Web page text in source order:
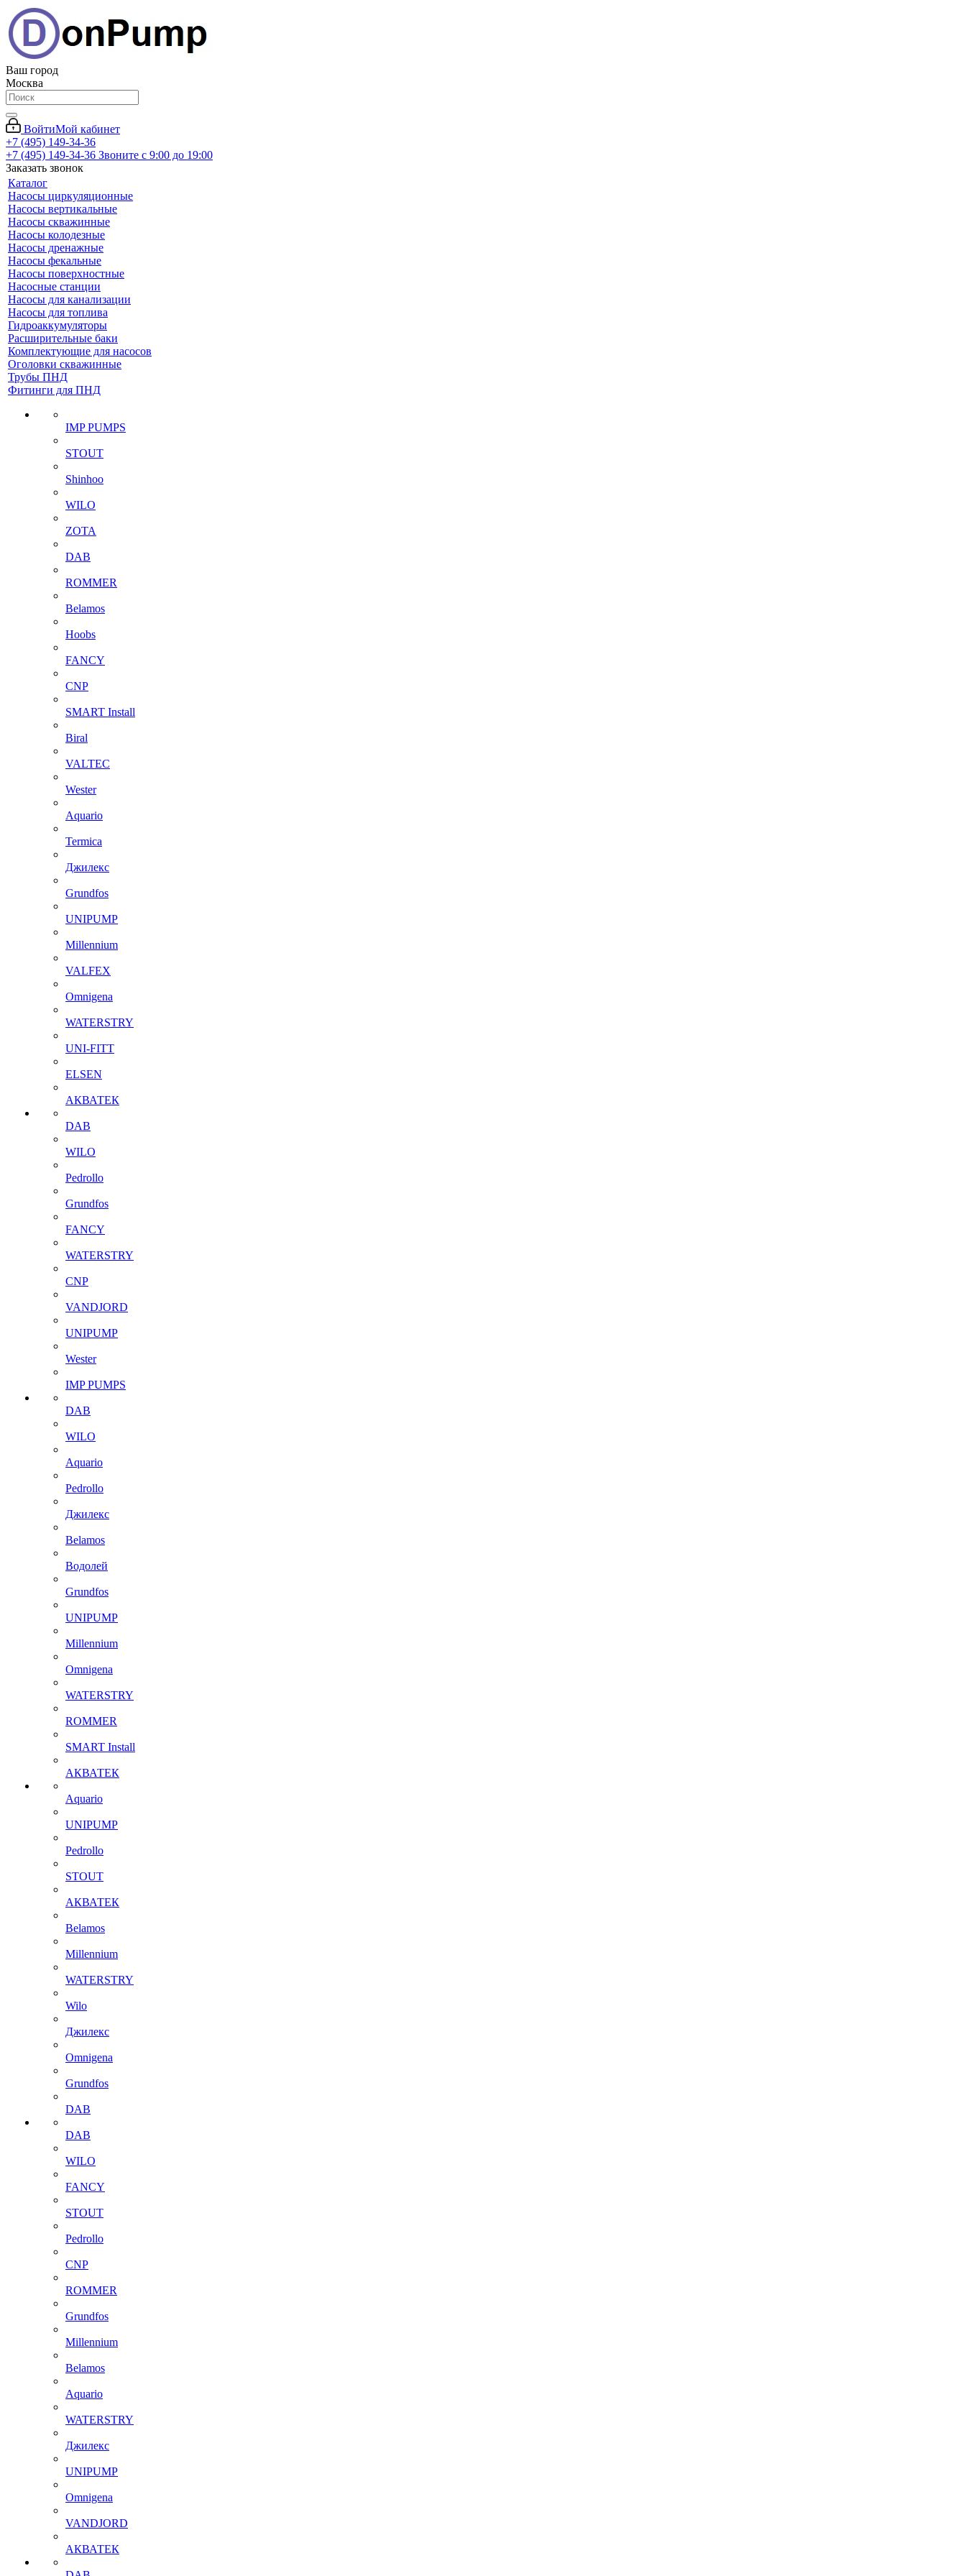
Ваш город
Москва
ВойтиМой кабинет
+7 (495) 149-34-36
+7 (495) 149-34-36 Звоните с 9:00 до 19:00
Заказать звонок
Каталог
Насосы циркуляционные
Насосы вертикальные
Насосы скважинные
Насосы колодезные
Насосы дренажные
Насосы фекальные
Насосы поверхностные
Насосные станции
Насосы для канализации
Насосы для топлива
Гидроаккумуляторы
Расширительные баки
Комплектующие для насосов
Оголовки скважинные
Трубы ПНД
Фитинги для ПНД
IMP PUMPS
STOUT
Shinhoo
WILO
ZOTA
DAB
ROMMER
Belamos
Hoobs
FANCY
CNP
SMART Install
Biral
VALTEC
Wester
Aquario
Termica
Джилекс
Grundfos
UNIPUMP
Millennium
VALFEX
Omnigena
WATERSTRY
UNI-FITT
ELSEN
АКВАТЕК
DAB
WILO
Pedrollo
Grundfos
FANCY
WATERSTRY
CNP
VANDJORD
UNIPUMP
Wester
IMP PUMPS
DAB
WILO
Aquario
Pedrollo
Джилекс
Belamos
Водолей
Grundfos
UNIPUMP
Millennium
Omnigena
WATERSTRY
ROMMER
SMART Install
АКВАТЕК
Aquario
UNIPUMP
Pedrollo
STOUT
АКВАТЕК
Belamos
Millennium
WATERSTRY
Wilo
Джилекс
Omnigena
Grundfos
DAB
DAB
WILO
FANCY
STOUT
Pedrollo
CNP
ROMMER
Grundfos
Millennium
Belamos
Aquario
WATERSTRY
Джилекс
UNIPUMP
Omnigena
VANDJORD
АКВАТЕК